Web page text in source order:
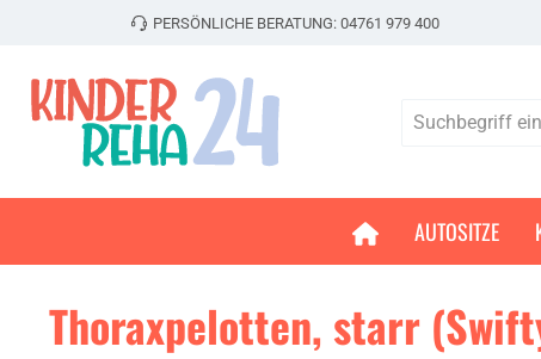
Hauptinhalt springen
Zur Suche springen
Zur Hauptnavigation springen
PERSÖNLICHE BERATUNG: 04761 979 400
AUTOSITZE
Thoraxpelotten, starr